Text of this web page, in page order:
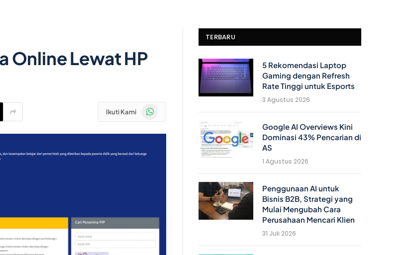
Online Lewat HP
Ikuti Kami WhatsApp
TERBARU
5 Rekomendasi Laptop
Gaming dengan Refresh
Rate Tinggi untuk Esports
3 Agustus 2026
Google AI Overviews Kini
Dominasi 43% Pencarian di
AS
1 Agustus 2026
Penggunaan AI untuk
Bisnis B2B, Strategi yang
Mulai Mengubah Cara
Perusahaan Mencari Klien
31 Juli 2026